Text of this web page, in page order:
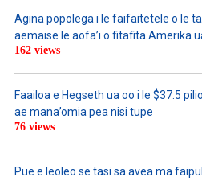
Agina popolega i le faifaitetele o le
aemaise le aofa’i o fitafita Amerika
162 views
Faailoa e Hegseth ua oo i le $37.5
ae mana’omia pea nisi tupe
76 views
Pue e leoleo se tasi sa avea ma